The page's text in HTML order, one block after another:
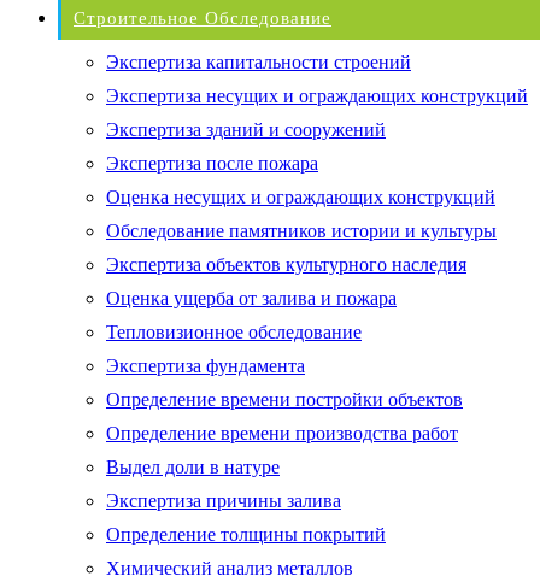
Строительное Обследование
Экспертиза капитальности строений
Экспертиза несущих и ограждающих конструкций
Экспертиза зданий и сооружений
Экспертиза после пожара
Оценка несущих и ограждающих конструкций
Обследование памятников истории и культуры
Экспертиза объектов культурного наследия
Оценка ущерба от залива и пожара
Тепловизионное обследование
Экспертиза фундамента
Определение времени постройки объектов
Определение времени производства работ
Выдел доли в натуре
Экспертиза причины залива
Определение толщины покрытий
Химический анализ металлов